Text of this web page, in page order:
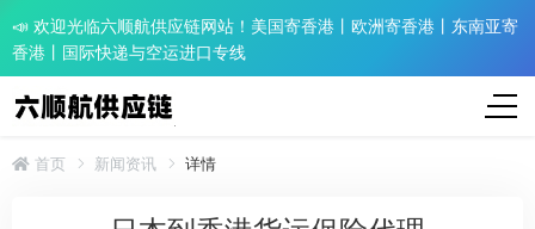
📣 欢迎光临六顺航供应链网站！美国寄香港丨欧洲寄香港丨东南亚寄
香港丨国际快递与空运进口专线
首页 新闻资讯 详情